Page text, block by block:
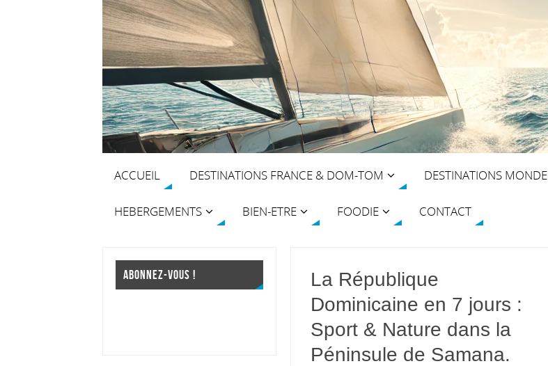
ACCUEIL DESTINATIONS FRANCE & DOM-TOM DESTINATIONS MONDE
HEBERGEMENTS BIEN-ETRE FOODIE CONTACT
La République
Dominicaine en 7 jours :
Sport & Nature dans la
Péninsule de Samana.
ABONNEZ-VOUS !